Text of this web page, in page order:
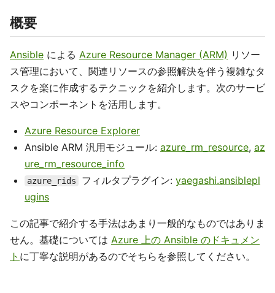
概要
Ansible による Azure Resource Manager (ARM) リソー
ス管理において、関連リソースの参照解決を伴う複雑なタ
スクを楽に作成するテクニックを紹介します。次のサービ
スやコンポーネントを活用します。
Azure Resource Explorer
Ansible ARM 汎用モジュール: azure_rm_resource, az
ure_rm_resource_info
azure_rids フィルタプラグイン: yaegashi.ansiblepl
ugins
この記事で紹介する手法はあまり一般的なものではありま
せん。基礎については Azure 上の Ansible のドキュメン
ト に丁寧な説明があるのでそちらを参照してください。